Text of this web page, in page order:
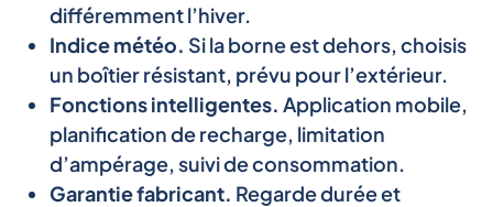
différemment l’hiver.
Indice météo. Si la borne est dehors, choisis
un boîtier résistant, prévu pour l’extérieur.
Fonctions intelligentes. Application mobile,
planification de recharge, limitation
d’ampérage, suivi de consommation.
Garantie fabricant. Regarde durée et